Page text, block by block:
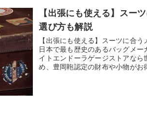
【出張にも使える】スー
選び方も解説
【出張にも使える】スーツに合
日本で最も歴史のあるバッグメ
イトエンドーラゲージストアな
め、豊岡鞄認定の財布や小物がお